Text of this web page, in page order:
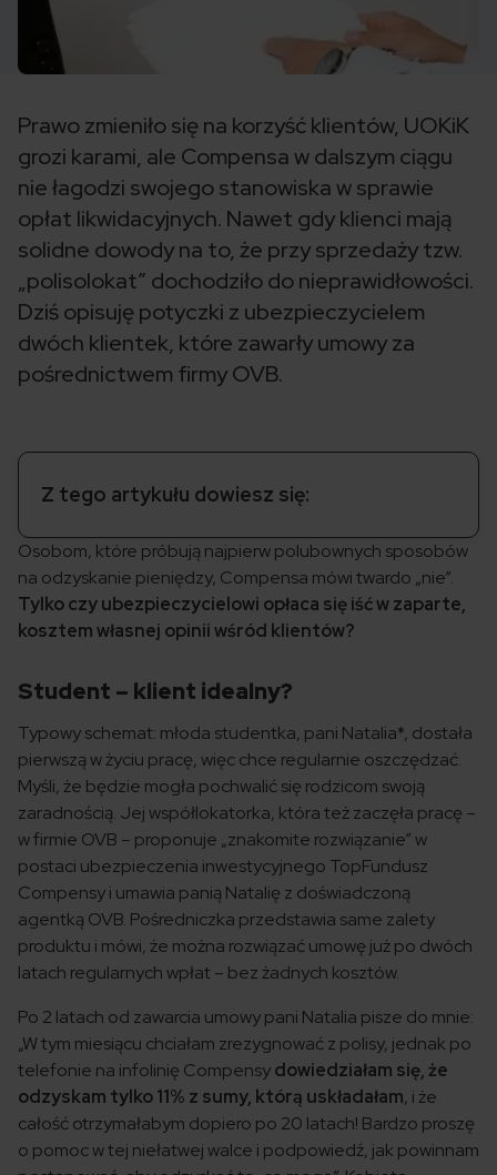
Prawo zmieniło się na korzyść klientów, UOKiK
grozi karami, ale Compensa w dalszym ciągu
nie łagodzi swojego stanowiska w sprawie
opłat likwidacyjnych. Nawet gdy klienci mają
solidne dowody na to, że przy sprzedaży tzw.
„polisolokat” dochodziło do nieprawidłowości.
Dziś opisuję potyczki z ubezpieczycielem
dwóch klientek, które zawarły umowy za
pośrednictwem firmy OVB.
Z tego artykułu dowiesz się:
Osobom, które próbują najpierw polubownych sposobów
na odzyskanie pieniędzy, Compensa mówi twardo „nie”.
Tylko czy ubezpieczycielowi opłaca się iść w zaparte,
kosztem własnej opinii wśród klientów?
Student – klient idealny?
Typowy schemat: młoda studentka, pani Natalia*, dostała
pierwszą w życiu pracę, więc chce regularnie oszczędzać.
Myśli, że będzie mogła pochwalić się rodzicom swoją
zaradnością. Jej współlokatorka, która też zaczęła pracę –
w firmie OVB – proponuje „znakomite rozwiązanie” w
postaci ubezpieczenia inwestycyjnego TopFundusz
Compensy i umawia panią Natalię z doświadczoną
agentką OVB. Pośredniczka przedstawia same zalety
produktu i mówi, że można rozwiązać umowę już po dwóch
latach regularnych wpłat – bez żadnych kosztów.
Po 2 latach od zawarcia umowy pani Natalia pisze do mnie:
„W tym miesiącu chciałam zrezygnować z polisy, jednak po
telefonie na infolinię Compensydowiedziałam się, że
odzyskam tylko 11% z sumy, którą uskładałam, i że
całość otrzymałabym dopiero po 20 latach! Bardzo proszę
o pomoc w tej niełatwej walce i podpowiedź, jak powinnam